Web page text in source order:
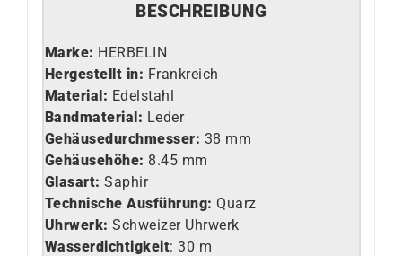
BESCHREIBUNG
Marke: HERBELIN
Hergestellt in: Frankreich
Material: Edelstahl
Bandmaterial: Leder
Gehäusedurchmesser: 38 mm
Gehäusehöhe: 8.45 mm
Glasart: Saphir
Technische Ausführung: Quarz
Uhrwerk: Schweizer Uhrwerk
Wasserdichtigkeit: 30 m